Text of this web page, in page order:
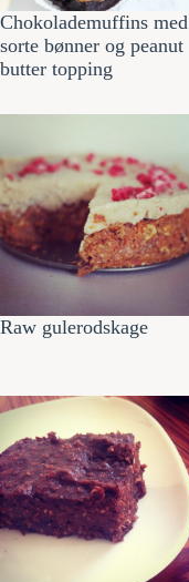
Chokolademuffins med
sorte bønner og peanut
butter topping
Raw gulerodskage